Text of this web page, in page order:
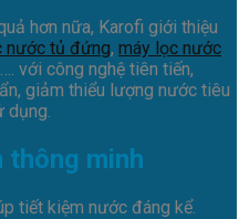
hơn nữa, Karofi giới thiệu
nước tủ đứng, máy lọc nước
…. với công nghệ tiên tiến,
giảm thiểu lượng nước tiêu
dụng.
thông minh
tiết kiệm nước đáng kể.